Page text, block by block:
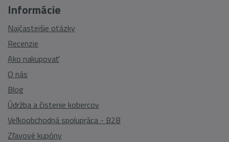
Informácie
Najčastejšie otázky
Recenzie
Ako nakupovať
O nás
Blog
Údržba a čistenie kobercov
Veľkoobchodná spolupráca - B2B
Zľavové kupóny